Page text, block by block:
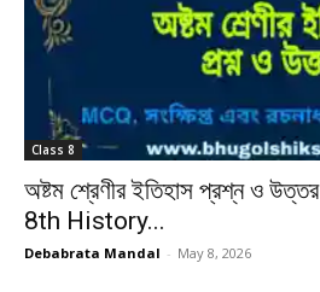
Class 8
অষ্টম শ্রেণীর ইতিহাস প্রশ্ন ও
8th History...
Debabrata Mandal - May 8, 2026